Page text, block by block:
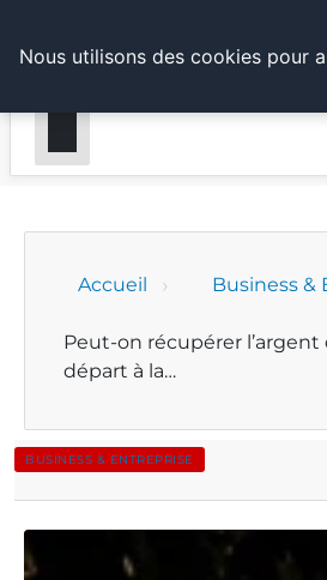
LE
Accueil Business &
Peut-on récupérer l’argent
départ à la…
BUSINESS & ENTREPRISE
Alors que l’âge de la retraite
Nous utilisons des cookies pour